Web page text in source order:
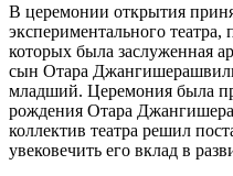
В церемонии открытия
экспериментального
которых была заслуженная
сын Отара
младший. Церемония была
рождения Отара
коллектив театра решил
увековечить его вклад в